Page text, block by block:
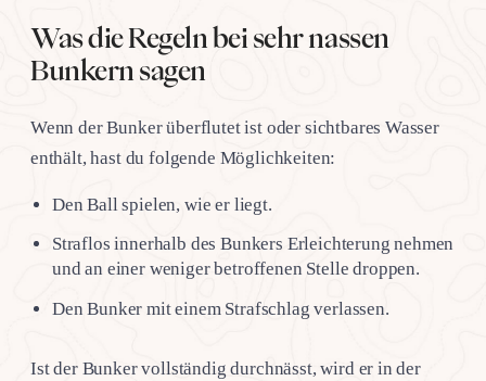
Was die Regeln bei sehr nassen
Bunkern sagen
Wenn der Bunker überflutet ist oder sichtbares Wasser
enthält, hast du folgende Möglichkeiten:
Den Ball spielen, wie er liegt.
Straflos innerhalb des Bunkers Erleichterung nehmen
und an einer weniger betroffenen Stelle droppen.
Den Bunker mit einem Strafschlag verlassen.
Ist der Bunker vollständig durchnässt, wird er in der